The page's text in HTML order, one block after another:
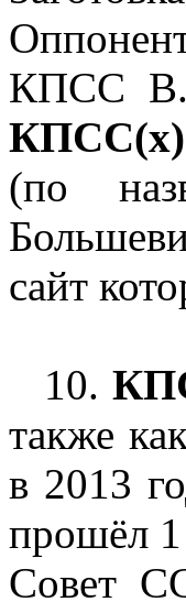
КПСС
КПСС(х)
(по
сайт
10.
также
в 2013
прошёл 1
Совет